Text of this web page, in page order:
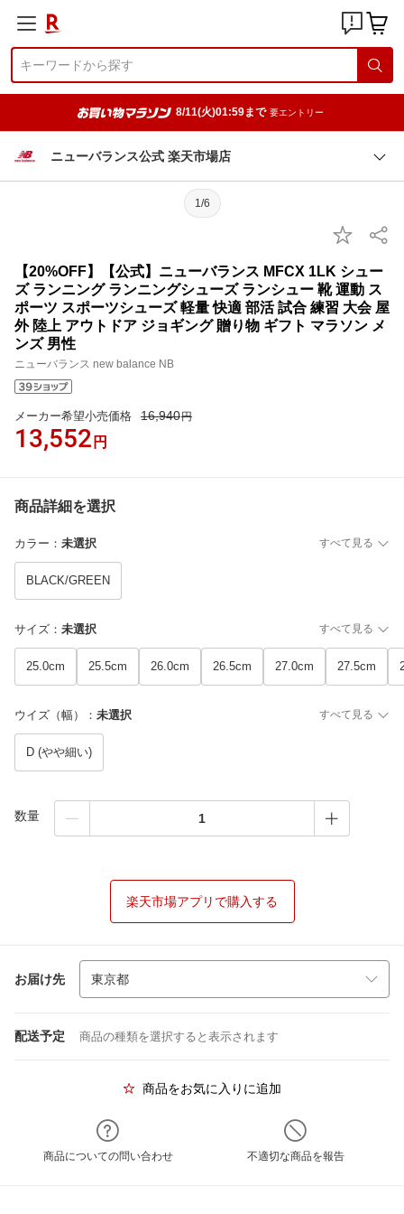
8/11(火)01:59まで 要エントリー
ニューバランス公式 楽天市場店
1/6
【20%OFF】【公式】ニューバランス MFCX 1LK シュー
ズ ランニング ランニングシューズ ランシュー 靴 運動 ス
ポーツ スポーツシューズ 軽量 快適 部活 試合 練習 大会 屋
外 陸上 アウトドア ジョギング 贈り物 ギフト マラソン メ
ンズ 男性
ニューバランス new balance NB
メーカー希望小売価格 16,940円
13,552 円
商品詳細を選択
カラー ： 未選択 すべて見る
BLACK/GREEN
サイズ ： 未選択 すべて見る
25.0cm 25.5cm 26.0cm 26.5cm 27.0cm 27.5cm
ウイズ（幅） ： 未選択 すべて見る
D (やや細い)
数量
楽天市場アプリで購入する
お届け先
配送予定 商品の種類を選択すると表示されます
商品をお気に入りに追加
商品についての問い合わせ 不適切な商品を報告